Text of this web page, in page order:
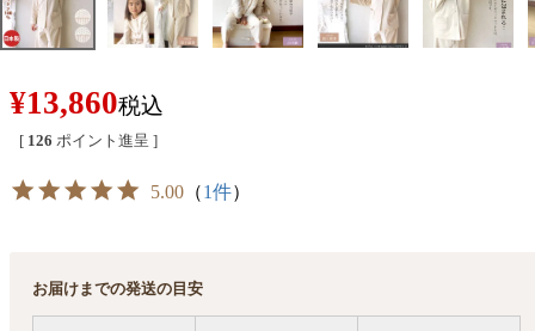
¥13,860税込
[ 126 ポイント進呈 ]
5.00 （1件）
お届けまでの発送の目安